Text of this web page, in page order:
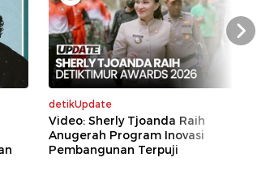
detikUpdate
Video: Sherly Tjoanda Raih
Anugerah Program Inovasi
Pembangunan Terpuji
Next